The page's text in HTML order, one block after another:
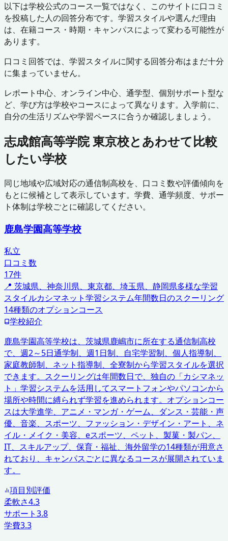
以下は学校公式のコース一覧ではなく、このサイトに口コミ
を投稿した人の回答分布です。学習スタイルや選んだ理由
は、在籍コース・時期・キャンパスによって変わる可能性が
あります。
口コミ回答では、学習スタイルに関する回答分布はまだ十分
に集まっていません。
レポート中心、オンライン中心、通学型、個別サポート型な
ど、学び方は学校やコースによって異なります。入学前に、
自分の生活リズムや学習ペースに合うか確認しましょう。
志成館高等学院 東京校とあわせて比較
したい学校
同じ地域や広域対応の通信制高校を、口コミ数や評価傾向を
もとに候補として表示しています。学費、通学頻度、サポー
ト体制は学校ごとに確認してください。
鹿島学園高等学校
私立
口コミ数
17件
📍 茨城県、神奈川県、東京都、埼玉県、静岡県多様な学習
スタイルカシマネット学習システム年間数日のスクーリング
14種類のオプションコース
学校紹介
鹿島学園高等学校は、茨城県鹿嶋市に所在する通信制高校
で、週2～5日通学制、週1日制、自宅学習制、個人指導制、
家庭教師制、ネット指導制、全寮制から学習スタイルを選択
できます。スクーリングは年間数日で、独自の「カシマネッ
ト」学習システムを活用してスマートフォンやパソコンから
場所や時間に縛られず学習を進められます。オプションコー
スは大学進学、アニメ・マンガ・ゲーム、ダンス・芸能・声
優、音楽、スポーツ、ファッション・デザイン・アート、ネ
イル・メイク・美容、eスポーツ、ペット、製菓・製パン、
IT、スキルアップ、保育・福祉、海外留学の14種類が用意さ
れており、キャンパスごとに異なるコースが展開されていま
す。
項目別評価
柔軟さ4.3
サポート3.8
学費3.3